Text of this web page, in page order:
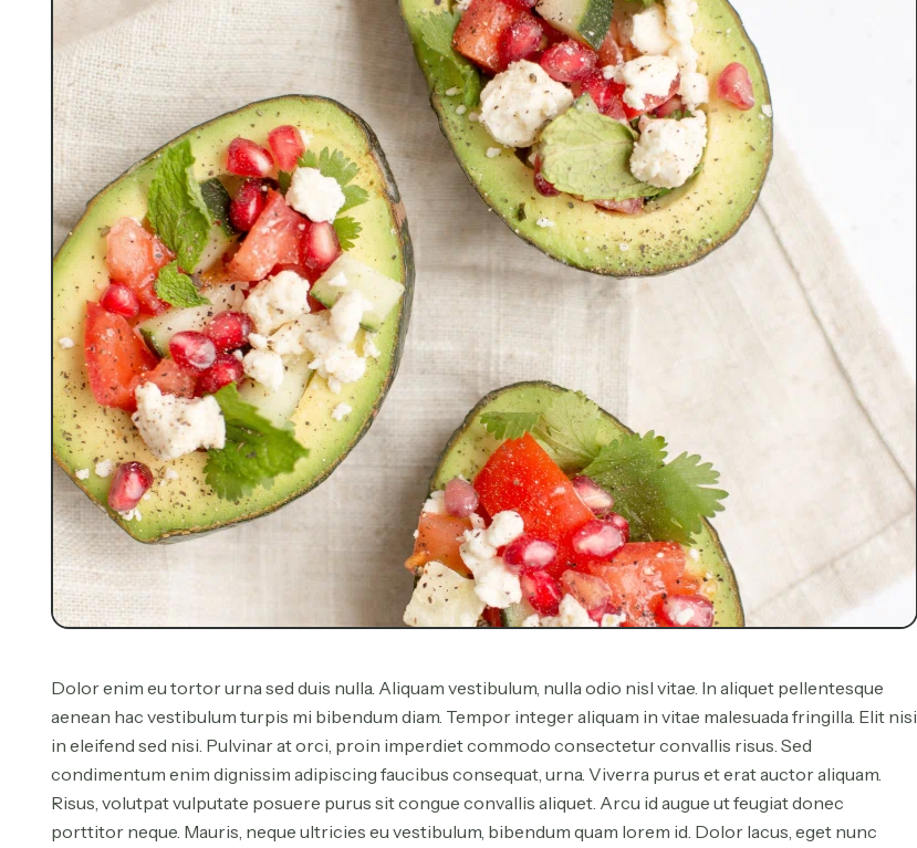
Dolor enim eu tortor urna sed duis nulla. Aliquam vestibulum, nulla odio nisl vitae. In aliquet pellentesque
aenean hac vestibulum turpis mi bibendum diam. Tempor integer aliquam in vitae malesuada fringilla. Elit nisi
in eleifend sed nisi. Pulvinar at orci, proin imperdiet commodo consectetur convallis risus. Sed
condimentum enim dignissim adipiscing faucibus consequat, urna. Viverra purus et erat auctor aliquam.
Risus, volutpat vulputate posuere purus sit congue convallis aliquet. Arcu id augue ut feugiat donec
porttitor neque. Mauris, neque ultricies eu vestibulum, bibendum quam lorem id. Dolor lacus, eget nunc